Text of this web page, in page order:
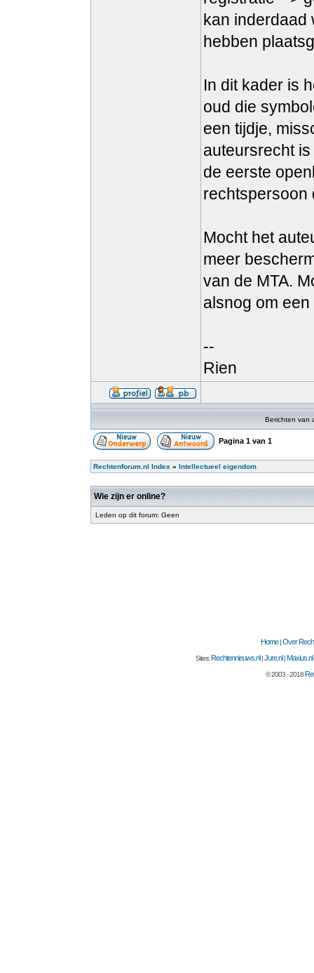
kan inderdaad
hebben
In dit kader is
oud die
een tijdje,
auteursrecht
de eerste
rechtspersoon
Mocht het
meer
van de MTA.
alsnog om
--
Rien
Berichten van
Pagina 1 van 1
Rechtenforum.nl Index » Intellectueel eigendom
Wie zijn er online?
Leden op dit forum: Geen
Home|Over
Sites:Rechtennieuws.nl |Jure.nl |Maxius.nl
© 2003 - 2018